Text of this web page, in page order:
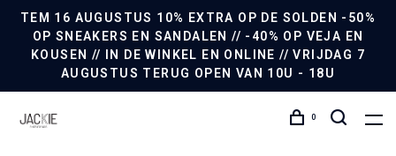
TEM 16 AUGUSTUS 10% EXTRA OP DE SOLDEN -50%
OP SNEAKERS EN SANDALEN // -40% OP VEJA EN
KOUSEN // IN DE WINKEL EN ONLINE // VRIJDAG 7
AUGUSTUS TERUG OPEN VAN 10U - 18U
0